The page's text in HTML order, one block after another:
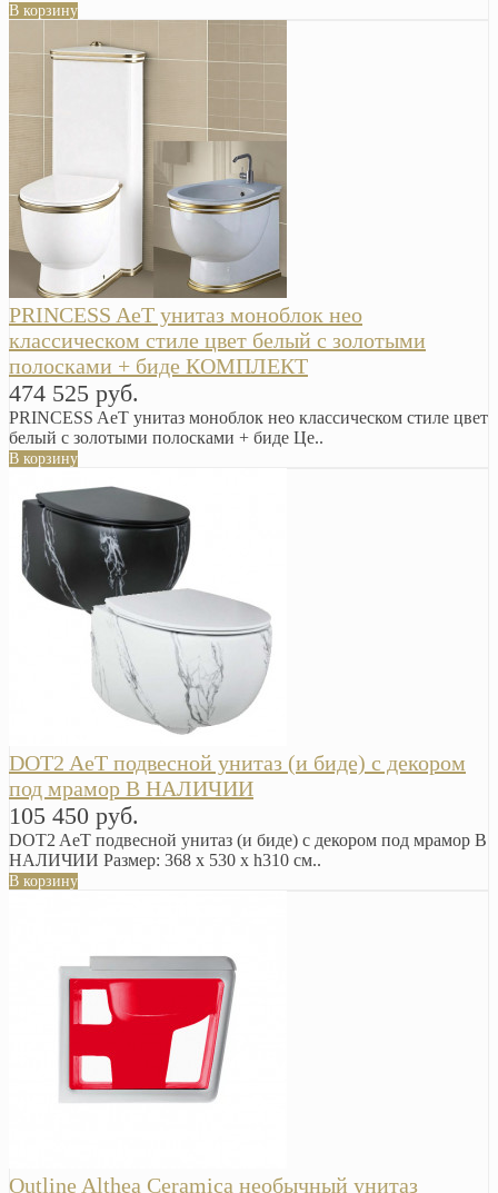
В корзину
PRINCESS AeT унитаз моноблок нео
классическом стиле цвет белый с золотыми
полосками + биде КОМПЛЕКТ
474 525 руб.
PRINCESS AeT унитаз моноблок нео классическом стиле цвет
белый с золотыми полосками + биде Це..
В корзину
DOT2 AeT подвесной унитаз (и биде) с декором
под мрамор В НАЛИЧИИ
105 450 руб.
DOT2 AeT подвесной унитаз (и биде) с декором под мрамор В
НАЛИЧИИ Размер: 368 х 530 х h310 см..
В корзину
Outline Althea Ceramica необычный унитаз